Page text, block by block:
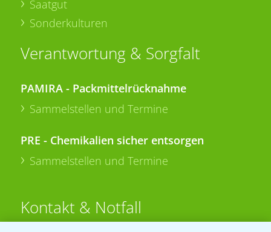
Saatgut
Sonderkulturen
Verantwortung & Sorgfalt
PAMIRA - Packmittelrücknahme
Sammelstellen und Termine
PRE - Chemikalien sicher entsorgen
Sammelstellen und Termine
Kontakt & Notfall